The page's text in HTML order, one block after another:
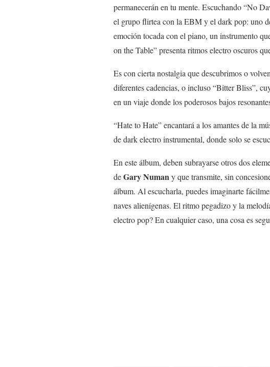
permanecerán en tu mente. Escuchando “No
el grupo flirtea con la EBM y el dark pop: uno
emoción tocada con el piano, un instrumento
on the Table” presenta ritmos electro oscuros
Es con cierta nostalgia que descubrimos o
diferentes cadencias, o incluso “Bitter Bliss”,
en un viaje donde los poderosos bajos
“Hate to Hate” encantará a los amantes de la
de dark electro instrumental, donde solo se
En este álbum, deben subrayarse otros dos
deGary Numany que transmite, sin
álbum. Al escucharla, puedes imaginarte
naves alienígenas. El ritmo pegadizo y la
electro pop? En cualquier caso, una cosa es